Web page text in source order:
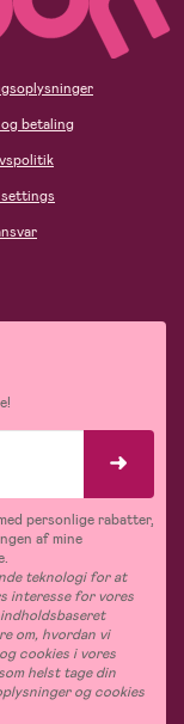
betaling
personlige rabatter,
af mine
teknologi for at
interesse for vores
om, hvordan vi
cookies i vores
helst tage din
og cookies